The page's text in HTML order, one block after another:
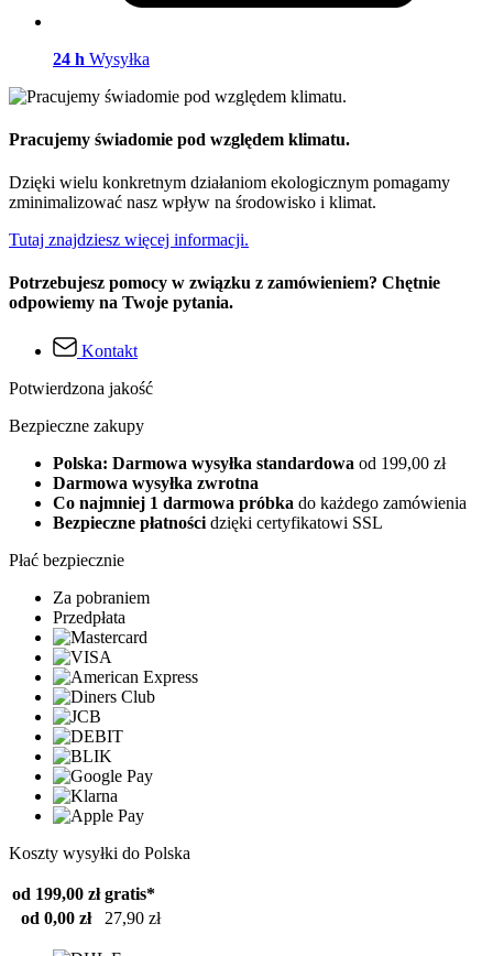
24 h Wysyłka
Pracujemy świadomie pod względem klimatu.
Dzięki wielu konkretnym działaniom ekologicznym pomagamy
zminimalizować nasz wpływ na środowisko i klimat.
Tutaj znajdziesz więcej informacji.
Potrzebujesz pomocy w związku z zamówieniem? Chętnie
odpowiemy na Twoje pytania.
Kontakt
Potwierdzona jakość
Bezpieczne zakupy
Polska: Darmowa wysyłka standardowa od 199,00 zł
Darmowa wysyłka zwrotna
Co najmniej 1 darmowa próbka do każdego zamówienia
Bezpieczne płatności dzięki certyfikatowi SSL
Płać bezpiecznie
Za pobraniem
Przedpłata
Koszty wysyłki do Polska
od 199,00 zł gratis*
od 0,00 zł
27,90 zł